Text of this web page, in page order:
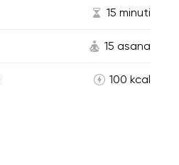
15 minuti
15 asana
100 kcal